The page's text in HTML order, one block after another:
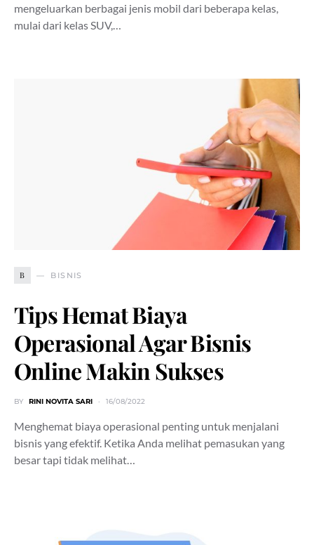
mengeluarkan berbagai jenis mobil dari beberapa kelas,
mulai dari kelas SUV,…
B BISNIS
Tips Hemat Biaya
Operasional Agar Bisnis
Online Makin Sukses
BY RINI NOVITA SARI 16/08/2022
Menghemat biaya operasional penting untuk menjalani
bisnis yang efektif. Ketika Anda melihat pemasukan yang
besar tapi tidak melihat…